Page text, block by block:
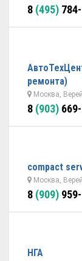
8 (495)
ремонта)
Москва,
8 (903)
compact
Москва,
8 (909)
НГА